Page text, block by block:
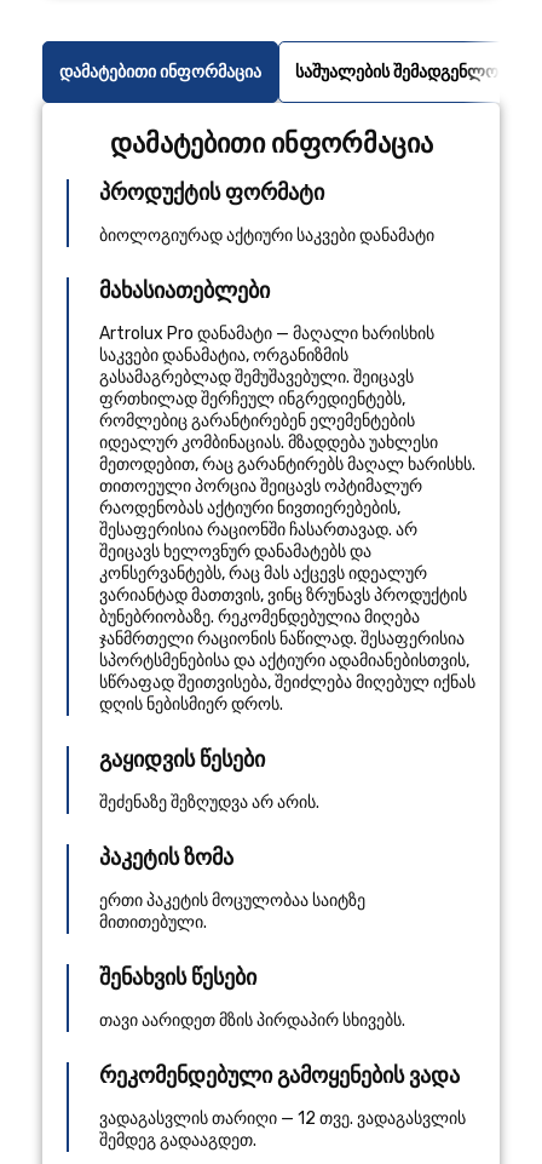
დამატებითი ინფორმაცია საშუალების შემადგენლობა
დამატებითი ინფორმაცია
პროდუქტის ფორმატი
ბიოლოგიურად აქტიური საკვები დანამატი
მახასიათებლები
Artrolux Pro დანამატი — მაღალი ხარისხის
საკვები დანამატია, ორგანიზმის
გასამაგრებლად შემუშავებული. შეიცავს
ფრთხილად შერჩეულ ინგრედიენტებს,
რომლებიც გარანტირებენ ელემენტების
იდეალურ კომბინაციას. მზადდება უახლესი
მეთოდებით, რაც გარანტირებს მაღალ ხარისხს.
თითოეული პორცია შეიცავს ოპტიმალურ
რაოდენობას აქტიური ნივთიერებების,
შესაფერისია რაციონში ჩასართავად. არ
შეიცავს ხელოვნურ დანამატებს და
კონსერვანტებს, რაც მას აქცევს იდეალურ
ვარიანტად მათთვის, ვინც ზრუნავს პროდუქტის
ბუნებრიობაზე. რეკომენდებულია მიღება
ჯანმრთელი რაციონის ნაწილად. შესაფერისია
სპორტსმენებისა და აქტიური ადამიანებისთვის,
სწრაფად შეითვისება, შეიძლება მიღებულ იქნას
დღის ნებისმიერ დროს.
გაყიდვის წესები
შეძენაზე შეზღუდვა არ არის.
პაკეტის ზომა
ერთი პაკეტის მოცულობაა საიტზე
მითითებული.
შენახვის წესები
თავი აარიდეთ მზის პირდაპირ სხივებს.
რეკომენდებული გამოყენების ვადა
ვადაგასვლის თარიღი — 12 თვე. ვადაგასვლის
შემდეგ გადააგდეთ.